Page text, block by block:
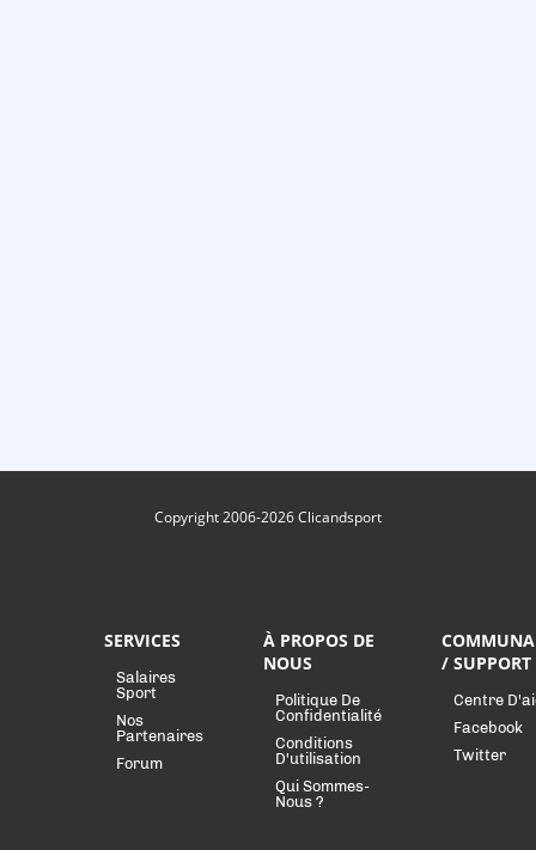
Copyright 2006-2026 Clicandsport
SERVICES
Salaires
Sport
Nos
Partenaires
Forum
À PROPOS DE
NOUS
Politique De
Confidentialité
Conditions
D'utilisation
Qui Sommes-
Nous ?
/ SUPPORT
Centre
Facebook
Twitter